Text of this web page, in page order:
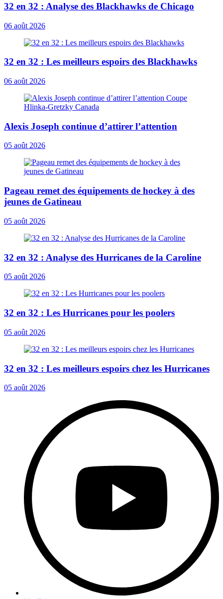
32 en 32 : Analyse des Blackhawks de Chicago
06 août 2026
32 en 32 : Les meilleurs espoirs des Blackhawks
06 août 2026
Alexis Joseph continue d’attirer l’attention
05 août 2026
Pageau remet des équipements de hockey à des
jeunes de Gatineau
05 août 2026
32 en 32 : Analyse des Hurricanes de la Caroline
05 août 2026
32 en 32 : Les Hurricanes pour les poolers
05 août 2026
32 en 32 : Les meilleurs espoirs chez les Hurricanes
05 août 2026